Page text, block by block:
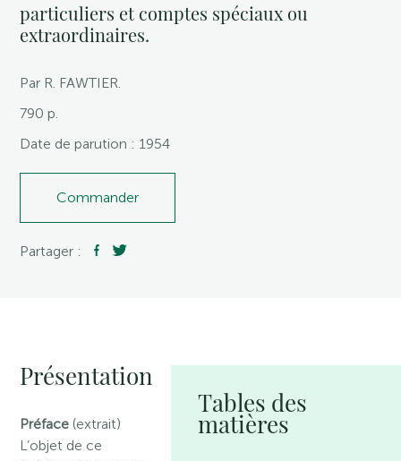
particuliers et comptes spéciaux ou
extraordinaires.
Par R. FAWTIER.
790 p.
Date de parution : 1954
Commander
Partager :
Présentation
Préface (extrait)
L’objet de ce
Tables des
matières